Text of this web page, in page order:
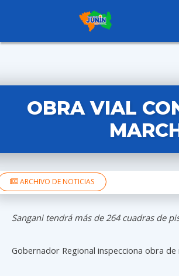
OBRA VIAL
ARCHIVO DE NOTICIAS
Sangani tendrá más de 264 cuadras de
Gobernador Regional inspecciona obra de